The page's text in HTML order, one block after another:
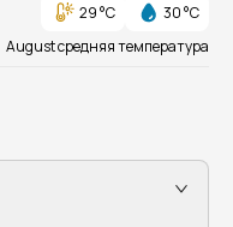
29 °C
30 °C
August средняя температура